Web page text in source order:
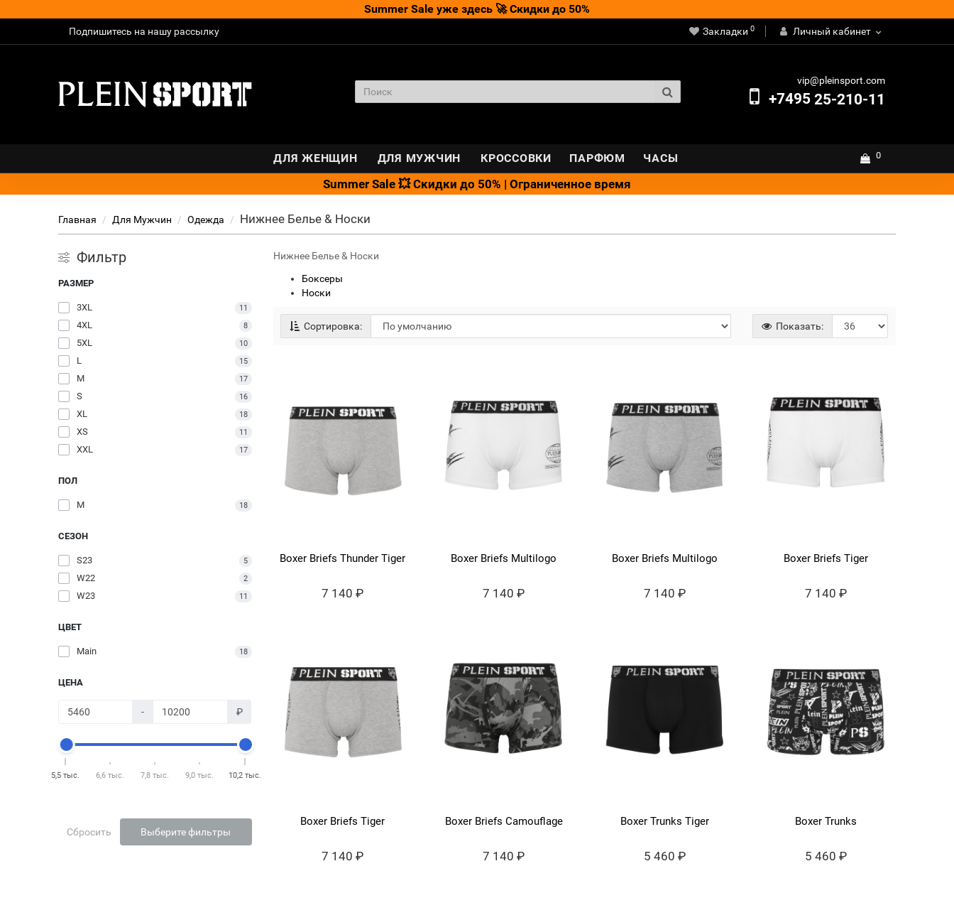
Summer Sale уже здесь 🚀 Скидки до 50%
Подпишитесь на нашу рассылку Закладки 0 Личный кабинет
vip@pleinsport.com
+749525-210-11
ДЛЯ ЖЕНЩИН ДЛЯ МУЖЧИН КРОССОВКИ ПАРФЮМ ЧАСЫ 0
Summer Sale 💥 Скидки до 50% | Ограниченное время
Главная Для Мужчин Одежда Нижнее Белье & Носки
Фильтр
РАЗМЕР
3XL 11
4XL 8
5XL 10
L 15
M 17
S 16
XL 18
XS 11
XXL 17
ПОЛ
M 18
СЕЗОН
S23 5
W22 2
W23 11
ЦВЕТ
Main 18
ЦЕНА
- ₽
5,5 тыс. 6,6 тыс. 7,8 тыс. 9,0 тыс. 10,2 тыс.
Сбросить Выберите фильтры
Нижнее Белье & Носки
Боксеры
Носки
Сортировка: Показать:
Boxer Briefs Thunder Tiger
7 140 ₽
Boxer Briefs Multilogo
7 140 ₽
Boxer Briefs Multilogo
7 140 ₽
Boxer Briefs Tiger
7 140 ₽
Boxer Briefs Tiger
7 140 ₽
Boxer Briefs Camouflage
7 140 ₽
Boxer Trunks Tiger
5 460 ₽
Boxer Trunks
5 460 ₽